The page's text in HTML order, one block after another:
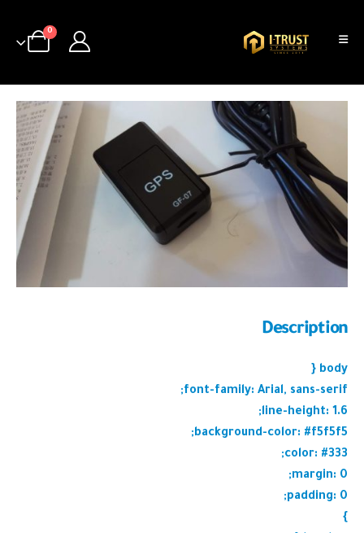
0
Description
body {
font-family: Arial, sans-serif;
line-height: 1.6;
background-color: #f5f5f5;
color: #333;
margin: 0;
padding: 0;
}